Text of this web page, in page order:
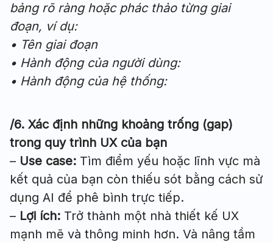
bảng rõ ràng hoặc phác thảo từng giai
đoạn, ví dụ:
• Tên giai đoạn
• Hành động của người dùng:
• Hành động của hệ thống:
/6. Xác định những khoảng trống (gap)
trong quy trình UX của bạn
– Use case: Tìm điểm yếu hoặc lĩnh vực mà
kết quả của bạn còn thiếu sót bằng cách sử
dụng AI để phê bình trực tiếp.
– Lợi ích: Trở thành một nhà thiết kế UX
mạnh mẽ và thông minh hơn. Và nâng tầm